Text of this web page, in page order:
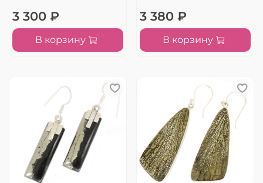
3 300 ₽
В корзину
3 380 ₽
В корзину